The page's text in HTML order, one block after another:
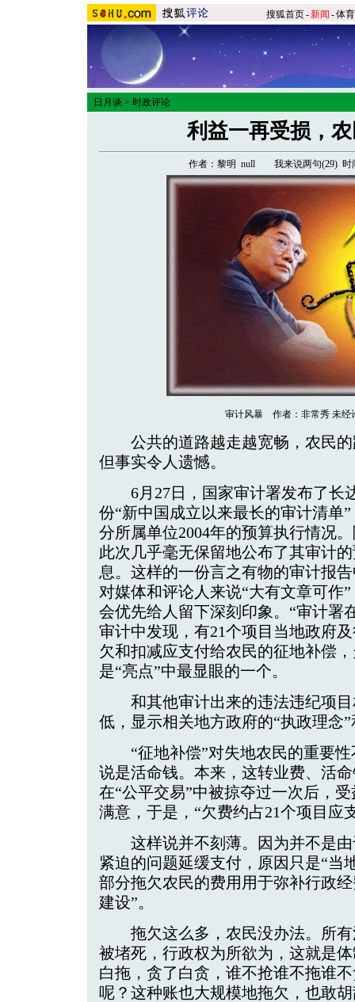
搜狐首页-新闻 -体育
日月谈 > 时政评论
利益一再受损，
作者：黎明 null 我来说两句(29) 时
审计风暴 作者：非常秀 未经
公共的道路越走越宽畅，农民
但事实令人遗憾。
6月27日，国家审计署发布了长
份“新中国成立以来最长的审计清单
分所属单位2004年的预算执行情况
此次几乎毫无保留地公布了其审计
息。这样的一份言之有物的审计报
对媒体和评论人来说“大有文章可作
会优先给人留下深刻印象。“审计署
审计中发现，有21个项目当地政府
欠和扣减应支付给农民的征地补偿
是“亮点”中最显眼的一个。
和其他审计出来的违法违纪项目
低，显示相关地方政府的“执政理念
“征地补偿”对失地农民的重要性
说是活命钱。本来，这转业费、活
在“公平交易”中被掠夺过一次后，
满意，于是，“欠费约占21个项目应
这样说并不刻薄。因为并不是由
紧迫的问题延缓支付，原因只是“当
部分拖欠农民的费用用于弥补行政
建设”。
拖欠这么多，农民没办法。所有
被堵死，行政权为所欲为，这就是
白拖，贪了白贪，谁不抢谁不拖谁
呢？这种账也大规模地拖欠，也敢